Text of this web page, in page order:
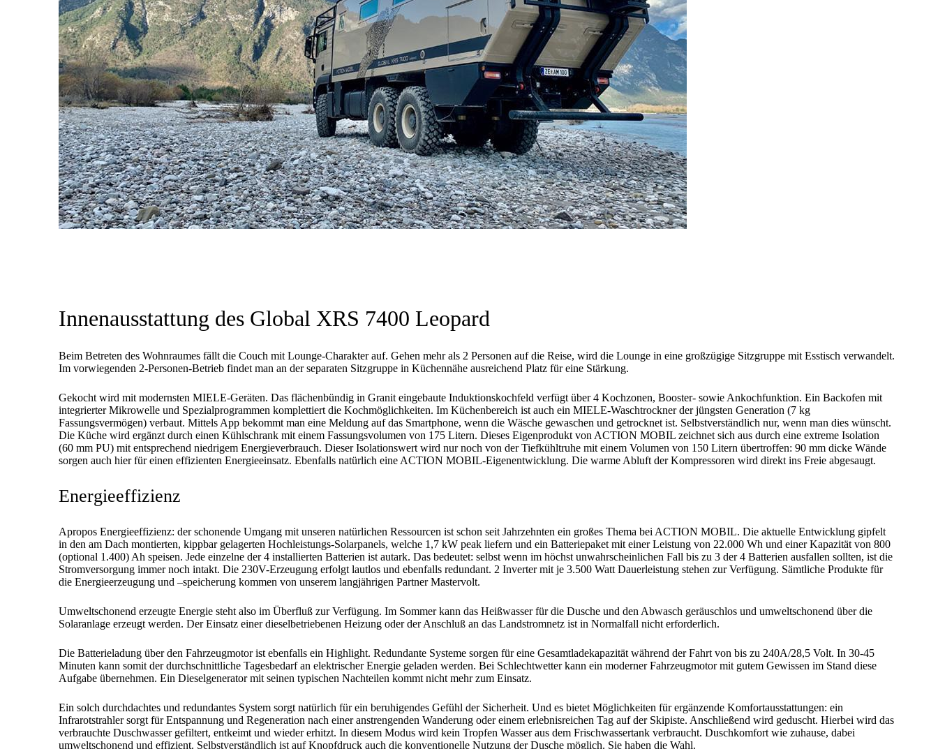
Innenausstattung des Global XRS 7400 Leopard
Beim Betreten des Wohnraumes fällt die Couch mit Lounge-Charakter auf. Gehen mehr als 2 Personen auf die Reise, wird die Lounge in eine großzügige Sitzgruppe mit Esstisch verwandelt.
Im vorwiegenden 2-Personen-Betrieb findet man an der separaten Sitzgruppe in Küchennähe ausreichend Platz für eine Stärkung.
Gekocht wird mit modernsten MIELE-Geräten. Das flächenbündig in Granit eingebaute Induktionskochfeld verfügt über 4 Kochzonen, Booster- sowie Ankochfunktion. Ein Backofen mit
integrierter Mikrowelle und Spezialprogrammen komplettiert die Kochmöglichkeiten. Im Küchenbereich ist auch ein MIELE-Waschtrockner der jüngsten Generation (7 kg
Fassungsvermögen) verbaut. Mittels App bekommt man eine Meldung auf das Smartphone, wenn die Wäsche gewaschen und getrocknet ist. Selbstverständlich nur, wenn man dies wünscht.
Die Küche wird ergänzt durch einen Kühlschrank mit einem Fassungsvolumen von 175 Litern. Dieses Eigenprodukt von ACTION MOBIL zeichnet sich aus durch eine extreme Isolation
(60 mm PU) mit entsprechend niedrigem Energieverbrauch. Dieser Isolationswert wird nur noch von der Tiefkühltruhe mit einem Volumen von 150 Litern übertroffen: 90 mm dicke Wände
sorgen auch hier für einen effizienten Energieeinsatz. Ebenfalls natürlich eine ACTION MOBIL-Eigenentwicklung. Die warme Abluft der Kompressoren wird direkt ins Freie abgesaugt.
Energieeffizienz
Apropos Energieeffizienz: der schonende Umgang mit unseren natürlichen Ressourcen ist schon seit Jahrzehnten ein großes Thema bei ACTION MOBIL. Die aktuelle Entwicklung gipfelt
in den am Dach montierten, kippbar gelagerten Hochleistungs-Solarpanels, welche 1,7 kW peak liefern und ein Batteriepaket mit einer Leistung von 22.000 Wh und einer Kapazität von 800
(optional 1.400) Ah speisen. Jede einzelne der 4 installierten Batterien ist autark. Das bedeutet: selbst wenn im höchst unwahrscheinlichen Fall bis zu 3 der 4 Batterien ausfallen sollten, ist die
Stromversorgung immer noch intakt. Die 230V-Erzeugung erfolgt lautlos und ebenfalls redundant. 2 Inverter mit je 3.500 Watt Dauerleistung stehen zur Verfügung. Sämtliche Produkte für
die Energieerzeugung und –speicherung kommen von unserem langjährigen Partner Mastervolt.
Umweltschonend erzeugte Energie steht also im Überfluß zur Verfügung. Im Sommer kann das Heißwasser für die Dusche und den Abwasch geräuschlos und umweltschonend über die
Solaranlage erzeugt werden. Der Einsatz einer dieselbetriebenen Heizung oder der Anschluß an das Landstromnetz ist in Normalfall nicht erforderlich.
Die Batterieladung über den Fahrzeugmotor ist ebenfalls ein Highlight. Redundante Systeme sorgen für eine Gesamtladekapazität während der Fahrt von bis zu 240A/28,5 Volt. In 30-45
Minuten kann somit der durchschnittliche Tagesbedarf an elektrischer Energie geladen werden. Bei Schlechtwetter kann ein moderner Fahrzeugmotor mit gutem Gewissen im Stand diese
Aufgabe übernehmen. Ein Dieselgenerator mit seinen typischen Nachteilen kommt nicht mehr zum Einsatz.
Ein solch durchdachtes und redundantes System sorgt natürlich für ein beruhigendes Gefühl der Sicherheit. Und es bietet Möglichkeiten für ergänzende Komfortausstattungen: ein
Infrarotstrahler sorgt für Entspannung und Regeneration nach einer anstrengenden Wanderung oder einem erlebnisreichen Tag auf der Skipiste. Anschließend wird geduscht. Hierbei wird das
verbrauchte Duschwasser gefiltert, entkeimt und wieder erhitzt. In diesem Modus wird kein Tropfen Wasser aus dem Frischwassertank verbraucht. Duschkomfort wie zuhause, dabei
umweltschonend und effizient. Selbstverständlich ist auf Knopfdruck auch die konventionelle Nutzung der Dusche möglich. Sie haben die Wahl.